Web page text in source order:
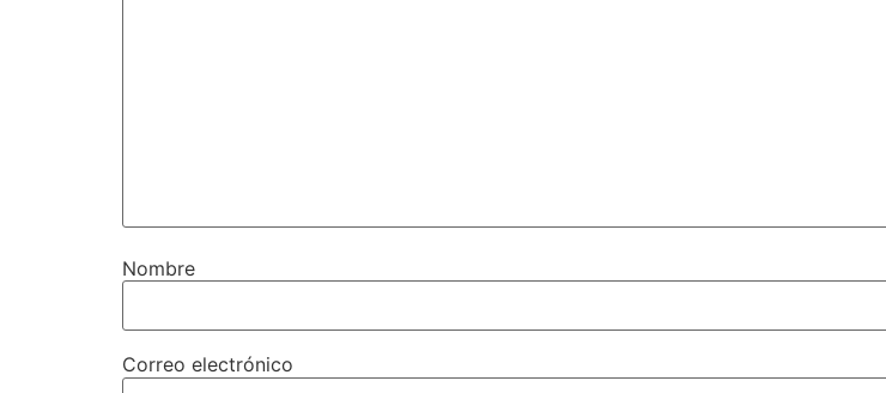
Nombre
Correo electrónico